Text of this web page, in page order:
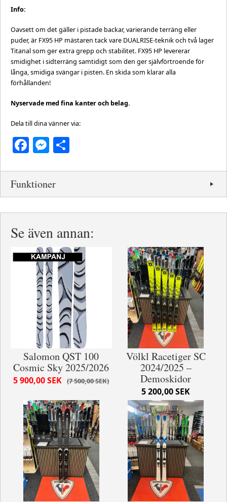
Info:
Oavsett om det gäller i pistade backar, varierande terräng eller
puder, är FX95 HP mästaren tack vare DUALRISE-teknik och två lager
Titanal som ger extra grepp och stabilitet. FX95 HP levererar
smidighet i sidterräng samtidigt som den ger självförtroende för
långa, smidiga svängar i pisten. En skida som klarar alla
förhållanden!
Nyservade med fina kanter och belag.
Dela till dina vänner via:
Facebook
Messenger
Funktioner
Se även annan:
Salomon QST 100
Cosmic Sky 2025/2026
7 500,00 SEK
5 900,00 SEK
Völkl Racetiger SC
2024/2025 –
Demoskidor
5 200,00 SEK